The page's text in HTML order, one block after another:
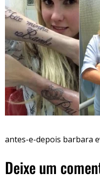
antes-e-depois barbara
Deixe um